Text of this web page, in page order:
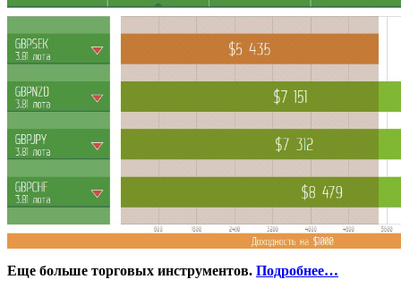
Еще больше торговых инструментов. Подробнее…